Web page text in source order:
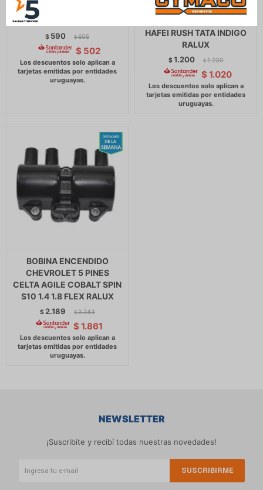
CINQUECENTO PALIO
PANDA UNO (2) RALUX
$ 590 $ 605
$ 502
CITROEN - PEUGEOT 306
HAFEI RUSH TATA INDIGO
RALUX
$1.200 $ 1.230
$ 1.020
BOBINA ENCENDIDO
CHEVROLET 5 PINES
CELTA AGILE COBALT SPIN
S10 1.4 1.8 FLEX RALUX
$ 2.189 $ 2.243
$ 1.861
NEWSLETTER
¡Suscribite y recibí todas nuestras novedades!
SUSCRIBIRME